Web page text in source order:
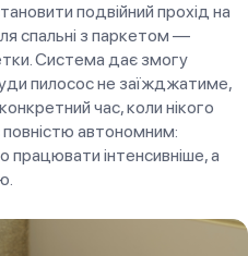
подвійний прохід на
спальні з паркетом —
Система дає змогу
пилосос не заїжджатиме,
час, коли нікого
автономним:
працювати інтенсивніше, а